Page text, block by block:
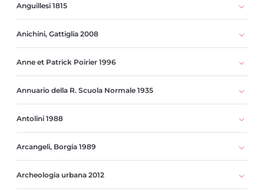
Anguillesi 1815
Anichini, Gattiglia 2008
Anne et Patrick Poirier 1996
Annuario della R. Scuola Normale 1935
Antolini 1988
Arcangeli, Borgia 1989
Archeologia urbana 2012